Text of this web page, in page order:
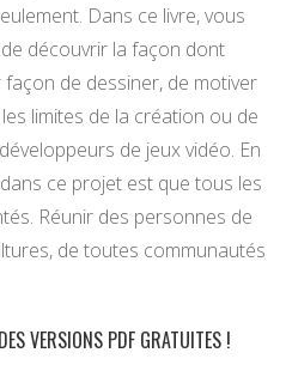
Dans ce livre, vous
découvrir la façon dont
de dessiner, de motiver
limites de la création ou de
de jeux vidéo. En
ce projet est que tous les
Réunir des personnes de
de toutes communautés
VERSIONS PDF GRATUITES !